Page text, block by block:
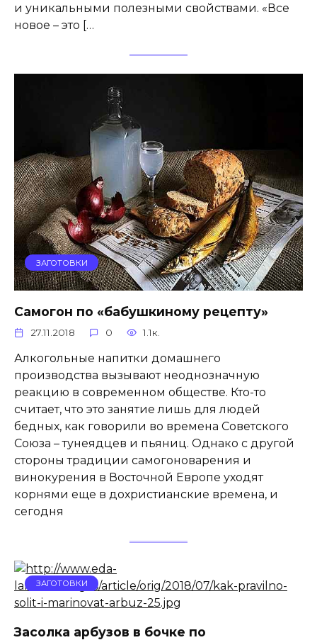
и уникальными полезными свойствами. «Все
новое – это […
ЗАГОТОВКИ
Самогон по «бабушкиному рецепту»
27.11.2018 0 1.1к.
Алкогольные напитки домашнего
производства вызывают неоднозначную
реакцию в современном обществе. Кто-то
считает, что это занятие лишь для людей
бедных, как говорили во времена Советского
Союза – тунеядцев и пьяниц. Однако с другой
стороны традиции самогоноварения и
винокурения в Восточной Европе уходят
корнями еще в дохристианские времена, и
сегодня
ЗАГОТОВКИ
Засолка арбузов в бочке по